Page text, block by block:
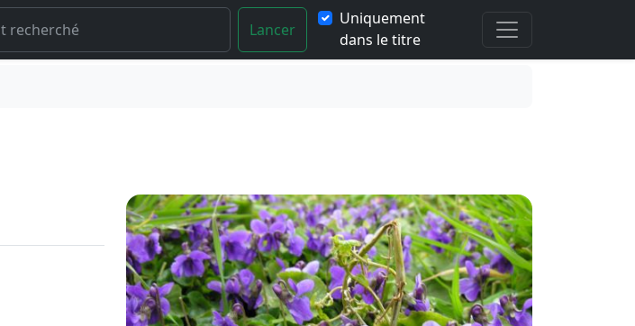
Lancer
Uniquement
dans le titre